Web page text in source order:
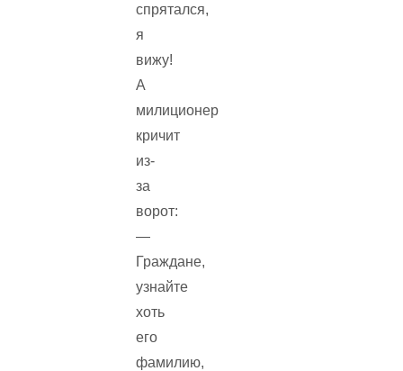
спрятался,
я
вижу!
А
милиционер
кричит
из-
за
ворот:
—
Граждане,
узнайте
хоть
его
фамилию,